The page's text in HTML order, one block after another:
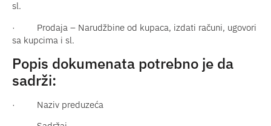
sl.
· Prodaja – Narudžbine od kupaca, izdati računi, ugovori
sa kupcima i sl.
Popis dokumenata potrebno je da
sadrži:
· Naziv preduzeća